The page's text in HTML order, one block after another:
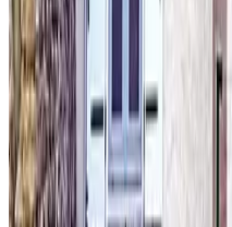
Unverbindliche Anfrage
87,7 km
)
La Chambre des Châteaux
Cellettes
Unverbindliche Anfrage
( 89,4 km von Menetou-Salon
La Maison d'Eugénie
Mer